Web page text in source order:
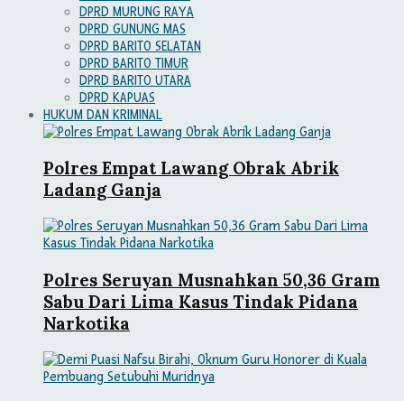
DPRD MURUNG RAYA
DPRD GUNUNG MAS
DPRD BARITO SELATAN
DPRD BARITO TIMUR
DPRD BARITO UTARA
DPRD KAPUAS
HUKUM DAN KRIMINAL
Polres Empat Lawang Obrak Abrik
Ladang Ganja
Polres Seruyan Musnahkan 50,36 Gram
Sabu Dari Lima Kasus Tindak Pidana
Narkotika